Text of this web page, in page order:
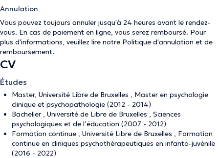
Annulation
Vous pouvez toujours annuler jusqu'à 24 heures avant le rendez-
vous. En cas de paiement en ligne, vous serez remboursé. Pour
plus d'informations, veuillez lire notre Politique d'annulation et de
remboursement.
CV
Études
Master, Université Libre de Bruxelles , Master en psychologie
clinique et psychopathologie (2012 - 2014)
Bachelier , Université de Libre de Bruxelles , Sciences
psychologiques et de l’éducation (2007 - 2012)
Formation continue , Université Libre de Bruxelles , Formation
continue en cliniques psychothérapeutiques en infanto-juvénile
(2016 - 2022)